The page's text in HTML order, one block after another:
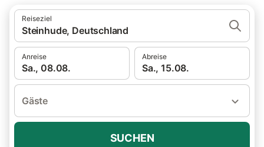
Reiseziel
Steinhude, Deutschland
Anreise
Sa., 08.08.
Abreise
Sa., 15.08.
Gäste
SUCHEN